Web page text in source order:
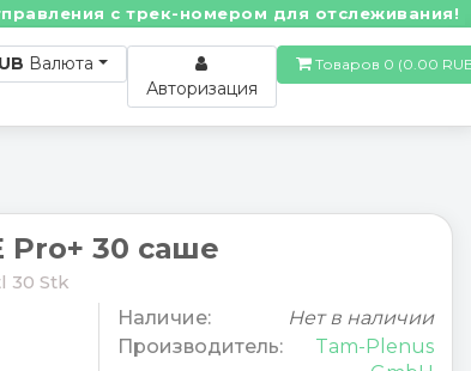
с трек-номером для отслеживания! •
Валюта
Авторизация
Товаров 0
Pro+ 30 саше
30 Stk
Наличие:
Нет в наличии
Производитель:
Tam-Plenus